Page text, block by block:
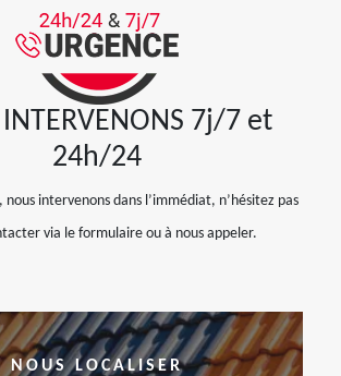
7j/7 et
24h/24
nous intervenons dans l’immédiat, n’hésitez pas
via le formulaire ou à nous appeler.
NOUS LOCALISER